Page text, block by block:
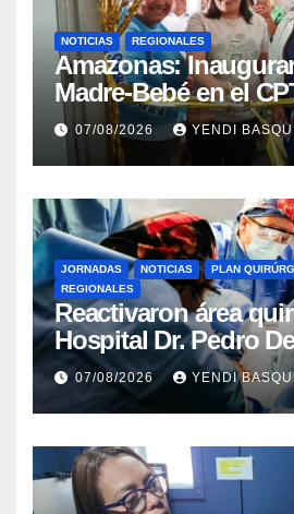
NOTICIAS REGIONALES
​Amazonas:
Madre-Bebé en el
del Aeropuerto
Rincón
07/08/2026 YENDI
JORNADAS NOTICIAS
PLAN
REGIONALES
Reactivaron área
Hospital Dr. Pedro
Guárico
07/08/2026 YENDI